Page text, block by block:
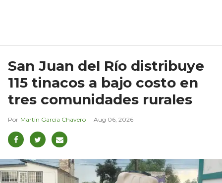
San Juan del Río distribuye
115 tinacos a bajo costo en
tres comunidades rurales
Martín García Chavero Aug 06, 2026